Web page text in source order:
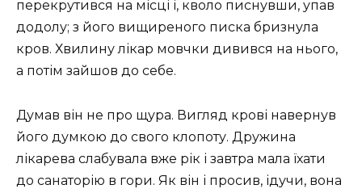
перекрутився на місці і, кволо писнувши, упав
додолу; з його вищиреного писка бризнула
кров. Хвилину лікар мовчки дивився на нього,
а потім зайшов до себе.
Думав він не про щура. Вигляд крові навернув
його думкою до свого клопоту. Дружина
лікарева слабувала вже рік і завтра мала їхати
до санаторію в гори. Як він і просив, ідучи, вона